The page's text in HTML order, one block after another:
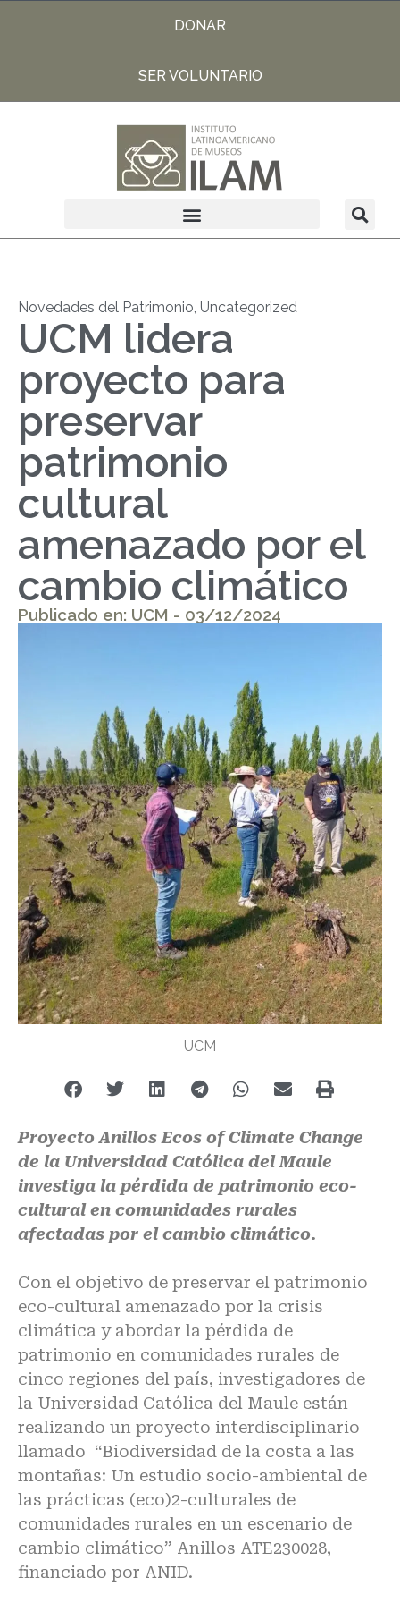
DONAR
SER VOLUNTARIO
Novedades del Patrimonio, Uncategorized
UCM lidera
proyecto para
preservar
patrimonio
cultural
amenazado por el
cambio climático
Publicado en: UCM - 03/12/2024
UCM
Proyecto Anillos Ecos of Climate Change
de la Universidad Católica del Maule
investiga la pérdida de patrimonio eco-
cultural en comunidades rurales
afectadas por el cambio climático.
Con el objetivo de preservar el patrimonio
eco-cultural amenazado por la crisis
climática y abordar la pérdida de
patrimonio en comunidades rurales de
cinco regiones del país, investigadores de
la Universidad Católica del Maule están
realizando un proyecto interdisciplinario
llamado “Biodiversidad de la costa a las
montañas: Un estudio socio-ambiental de
las prácticas (eco)2-culturales de
comunidades rurales en un escenario de
cambio climático” Anillos ATE230028,
financiado por ANID.